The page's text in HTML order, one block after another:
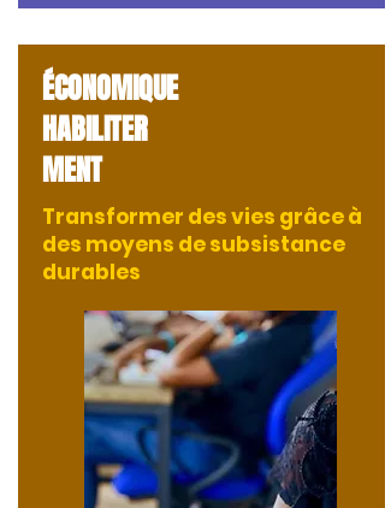
ÉCONOMIQUE
HABILITER
MENT
Transformer des vies grâce à
des moyens de subsistance
durables